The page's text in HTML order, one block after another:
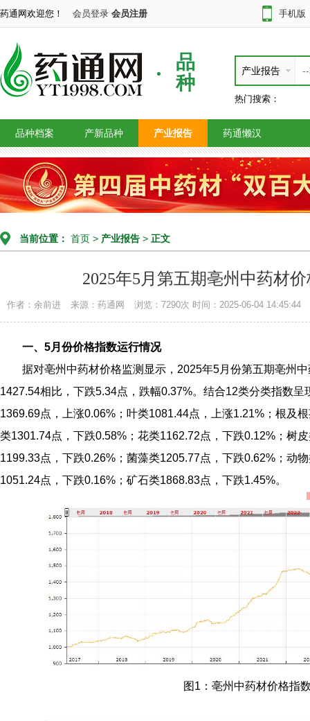
药通网欢迎您！ 会员登录 会员注册 手机版
品
种
产业报告
热门搜索：
品种档案 产新品种 产业报告 药通懒汉
当前位置： 首页 > 产业报告 > 正文
2025年5月第五期亳州中药材
作者：余前进 来源：药通网 浏览：7290次 时间：2025-06-04 14:45:44
一、5月份价格指数运行情况
据对亳州中药材价格监测显示，2025年5月份第五期亳州
1427.54相比，下跌5.34点，跌幅0.37%。结合12类分类指数呈
1369.69点，上涨0.06%；叶类1081.44点，上涨1.21%；根及
类1301.74点，下跌0.58%；花类1162.72点，下跌0.12%；树
1199.33点，下跌0.26%；菌藻类1205.77点，下跌0.62%；动
1051.24点，下跌0.16%；矿石类1868.83点，下跌1.45%。
图1：亳州中药材价格指